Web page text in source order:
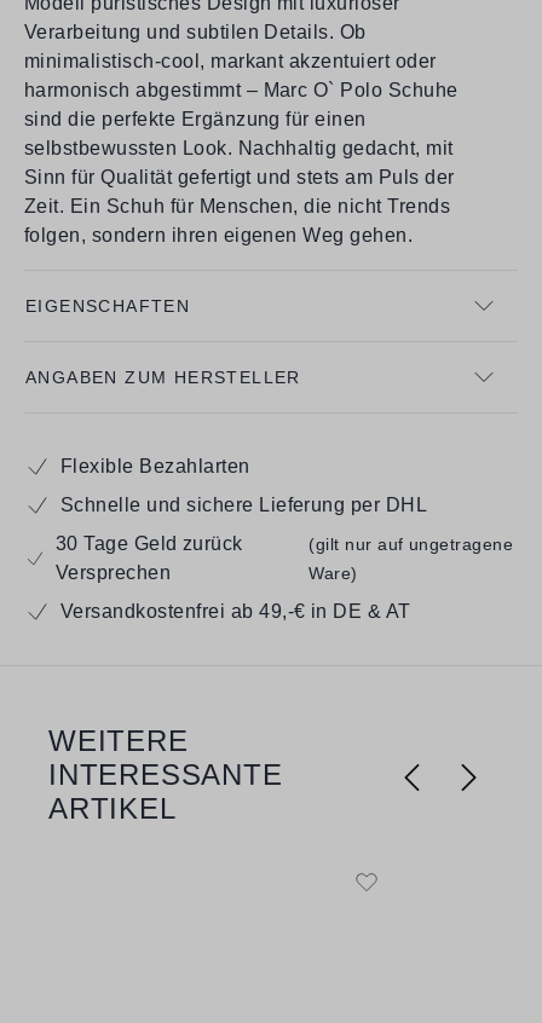
Verarbeitung und subtilen Details. Ob
minimalistisch-cool, markant akzentuiert oder
harmonisch abgestimmt – Marc O` Polo Schuhe
sind die perfekte Ergänzung für einen
selbstbewussten Look. Nachhaltig gedacht, mit
Sinn für Qualität gefertigt und stets am Puls der
Zeit. Ein Schuh für Menschen, die nicht Trends
folgen, sondern ihren eigenen Weg gehen.
EIGENSCHAFTEN
ANGABEN ZUM HERSTELLER
Flexible Bezahlarten
Schnelle und sichere Lieferung per DHL
30 Tage Geld zurück
Versprechen
(gilt nur auf ungetragene
Ware)
Versandkostenfrei ab 49,-€ in DE & AT
Produktgalerie überspringen
WEITERE
INTERESSANTE
ARTIKEL